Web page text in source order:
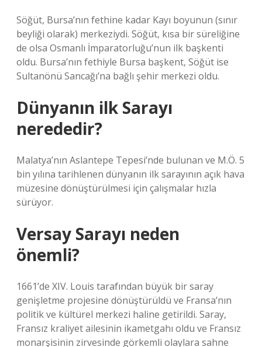
Söğüt, Bursa’nın fethine kadar Kayı boyunun (sınır
beyliği olarak) merkeziydi. Söğüt, kısa bir süreliğine
de olsa Osmanlı İmparatorluğu’nun ilk başkenti
oldu. Bursa’nın fethiyle Bursa başkent, Söğüt ise
Sultanönü Sancağı’na bağlı şehir merkezi oldu.
Dünyanın ilk Sarayı
nerededir?
Malatya’nın Aslantepe Tepesi’nde bulunan ve M.Ö. 5
bin yılına tarihlenen dünyanın ilk sarayının açık hava
müzesine dönüştürülmesi için çalışmalar hızla
sürüyor.
Versay Sarayı neden
önemli?
1661’de XIV. Louis tarafından büyük bir saray
genişletme projesine dönüştürüldü ve Fransa’nın
politik ve kültürel merkezi haline getirildi. Saray,
Fransız kraliyet ailesinin ikametgahı oldu ve Fransız
monarşisinin zirvesinde görkemli olaylara sahne